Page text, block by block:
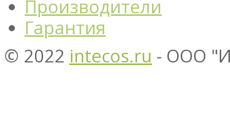
Производители
Гарантия
© 2022 intecos.ru - ООО